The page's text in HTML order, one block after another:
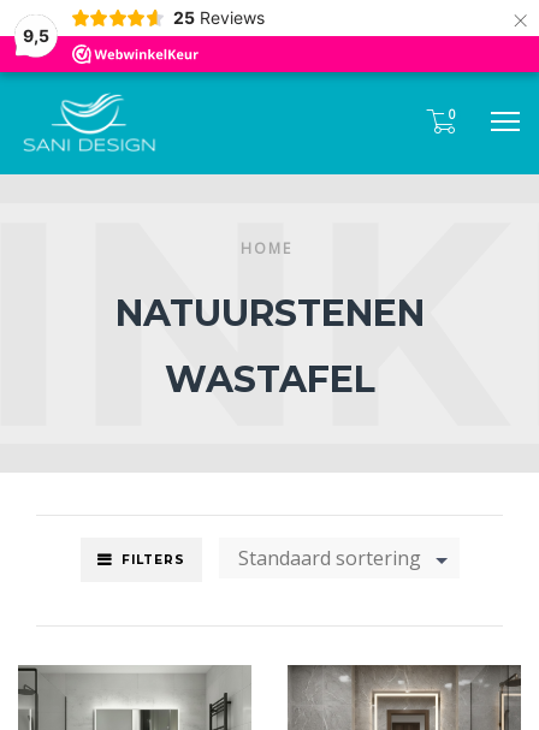
9,5
25 Reviews ×
085- 0600 330
0
HOME
NATUURSTENEN
WASTAFEL
FILTERS Standaard sortering